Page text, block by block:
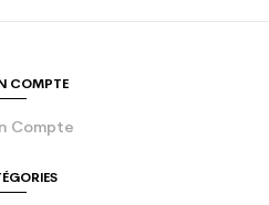
COMPTE
Compte